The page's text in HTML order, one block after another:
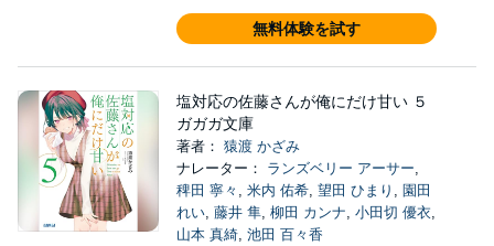
無料体験を試す
塩対応の佐藤さんが俺にだけ甘い ５
ガガガ文庫
著者： 猿渡 かざみ
ナレーター： ランズベリー アーサー,
稗田 寧々 , 米内 佑希, 望田 ひまり , 園田
れい, 藤井 隼, 柳田 カンナ, 小田切 優衣,
山本 真綺, 池田 百々香